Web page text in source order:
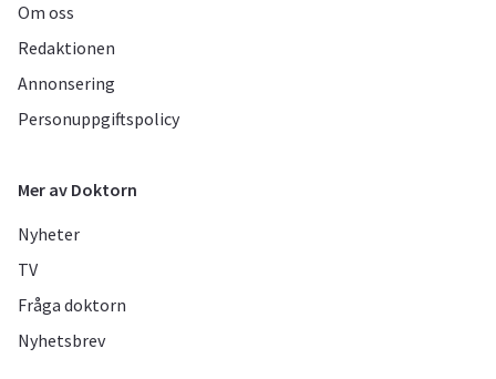
Om oss
Redaktionen
Annonsering
Personuppgiftspolicy
Mer av Doktorn
Nyheter
TV
Fråga doktorn
Nyhetsbrev